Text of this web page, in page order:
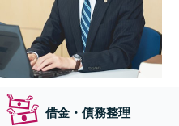
借金・債務整理